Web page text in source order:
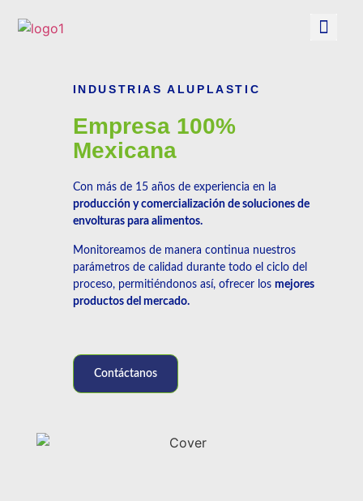
INDUSTRIAS ALUPLASTIC
Empresa 100%
Mexicana
Con más de 15 años de experiencia en la
producción y comercialización de soluciones de
envolturas para alimentos.
Monitoreamos de manera continua nuestros
parámetros de calidad durante todo el ciclo del
proceso, permitiéndonos así, ofrecer los mejores
productos del mercado.
Contáctanos